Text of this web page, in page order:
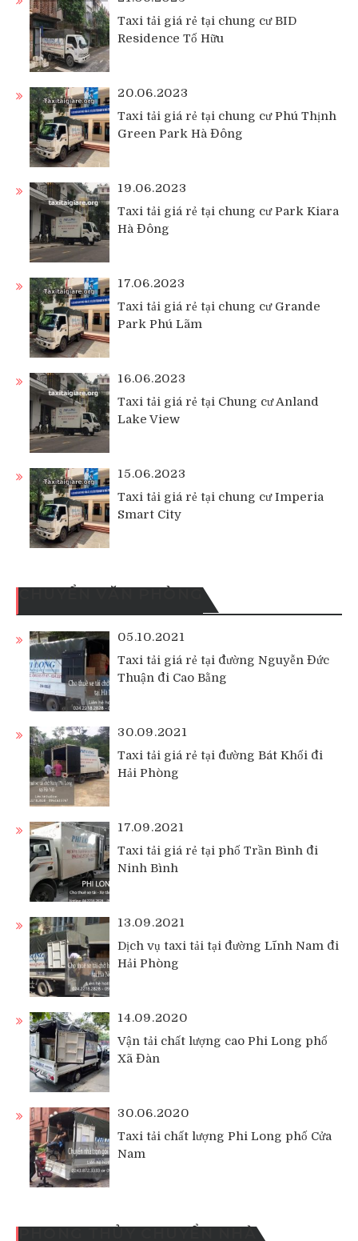
Taxi tải giá rẻ tại chung cư BID
Residence Tố Hữu
20.06.2023
Taxi tải giá rẻ tại chung cư Phú Thịnh
Green Park Hà Đông
19.06.2023
Taxi tải giá rẻ tại chung cư Park Kiara
Hà Đông
17.06.2023
Taxi tải giá rẻ tại chung cư Grande
Park Phú Lãm
16.06.2023
Taxi tải giá rẻ tại Chung cư Anland
Lake View
15.06.2023
Taxi tải giá rẻ tại chung cư Imperia
Smart City
05.10.2021
Taxi tải giá rẻ tại đường Nguyễn Đức
Thuận đi Cao Bằng
30.09.2021
Taxi tải giá rẻ tại đường Bát Khối đi
Hải Phòng
17.09.2021
Taxi tải giá rẻ tại phố Trần Bình đi
Ninh Bình
13.09.2021
Dịch vụ taxi tải tại đường Lĩnh Nam đi
Hải Phòng
14.09.2020
Vận tải chất lượng cao Phi Long phố
Xã Đàn
30.06.2020
Taxi tải chất lượng Phi Long phố Cửa
Nam